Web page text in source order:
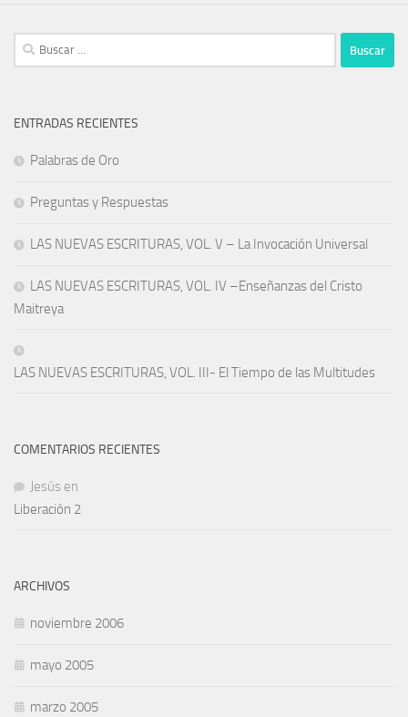
Buscar:
ENTRADAS RECIENTES
Palabras de Oro
Preguntas y Respuestas
LAS NUEVAS ESCRITURAS, VOL. V – La Invocación Universal
LAS NUEVAS ESCRITURAS, VOL. IV –Enseñanzas del Cristo
Maitreya
LAS NUEVAS ESCRITURAS, VOL. III- El Tiempo de las Multitudes
COMENTARIOS RECIENTES
Jesús en
Liberación 2
ARCHIVOS
noviembre 2006
mayo 2005
marzo 2005